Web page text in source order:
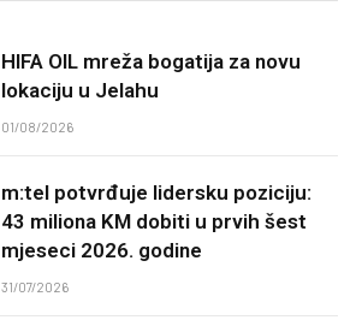
HIFA OIL mreža bogatija za novu
lokaciju u Jelahu
01/08/2026
m:tel potvrđuje lidersku poziciju:
43 miliona KM dobiti u prvih šest
mjeseci 2026. godine
31/07/2026